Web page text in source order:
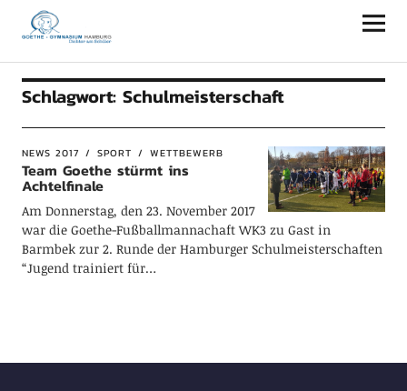
Goethe-Gymnasium Hamburg
Schlagwort: Schulmeisterschaft
NEWS 2017 SPORT WETTBEWERB
Team Goethe stürmt ins
Achtelfinale
Am Donnerstag, den 23. November 2017
war die Goethe-Fußballmannachaft WK3 zu Gast in
Barmbek zur 2. Runde der Hamburger Schulmeisterschaften
“Jugend trainiert für…